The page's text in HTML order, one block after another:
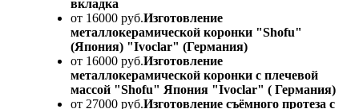
вкладка
от 16000 руб.Изготовление
металлокерамической коронки "Shofu"
(Япония) "Ivoclar" (Германия)
от 16000 руб.Изготовление
металлокерамической коронки с плечевой
массой "Shofu" Япония "Ivoclar" ( Германия)
от 27000 руб.Изготовление съёмного протеза с